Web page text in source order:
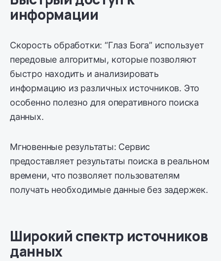
информации
Скорость обработки: “Глаз Бога” использует
передовые алгоритмы, которые позволяют
быстро находить и анализировать
информацию из различных источников. Это
особенно полезно для оперативного поиска
данных.
Мгновенные результаты: Сервис
предоставляет результаты поиска в реальном
времени, что позволяет пользователям
получать необходимые данные без задержек.
Широкий спектр источников
данных